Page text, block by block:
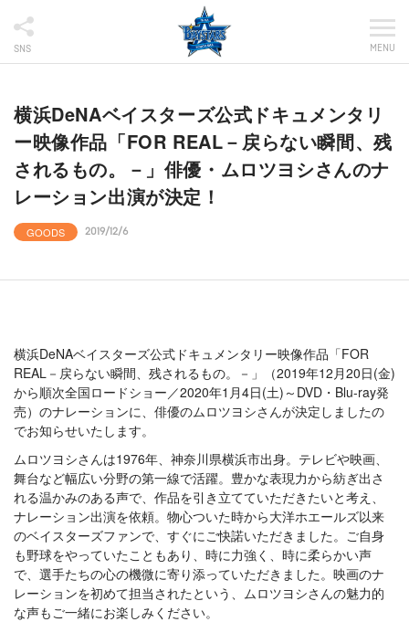
SNS MENU
横浜DeNAベイスターズ公式ドキュメンタリ
ー映像作品「FOR REAL－戻らない瞬間、残
されるもの。－」俳優・ムロツヨシさんのナ
レーション出演が決定！
GOODS 2019/12/6
横浜DeNAベイスターズ公式ドキュメンタリー映像作品「FOR
REAL－戻らない瞬間、残されるもの。－」（2019年12月20日(金)
から順次全国ロードショー／2020年1月4日(土)～DVD・Blu-ray発
売）のナレーションに、俳優のムロツヨシさんが決定しましたの
でお知らせいたします。
ムロツヨシさんは1976年、神奈川県横浜市出身。テレビや映画、
舞台など幅広い分野の第一線で活躍。豊かな表現力から紡ぎ出さ
れる温かみのある声で、作品を引き立てていただきたいと考え、
ナレーション出演を依頼。物心ついた時から大洋ホエールズ以来
のベイスターズファンで、すぐにご快諾いただきました。ご自身
も野球をやっていたこともあり、時に力強く、時に柔らかい声
で、選手たちの心の機微に寄り添っていただきました。映画のナ
レーションを初めて担当されたという、ムロツヨシさんの魅力的
な声もご一緒にお楽しみください。